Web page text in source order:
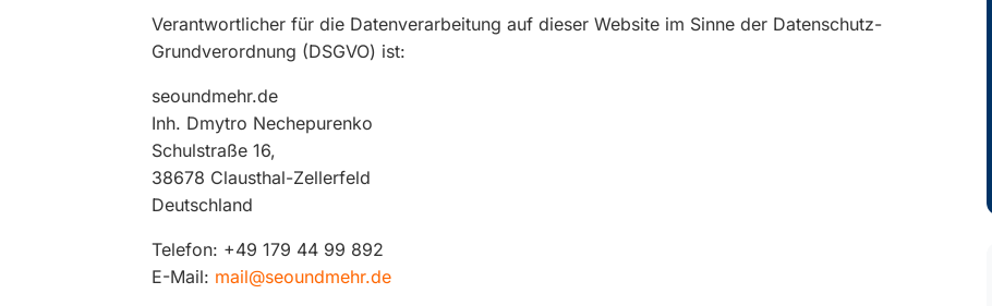
Verantwortlicher für die Datenverarbeitung auf dieser Website im Sinne der Datenschutz-
Grundverordnung (DSGVO) ist:
seoundmehr.de
Inh. Dmytro Nechepurenko
Schulstraße 16,
38678 Clausthal-Zellerfeld
Deutschland
Telefon: +49 179 44 99 892
E-Mail: mail@seoundmehr.de